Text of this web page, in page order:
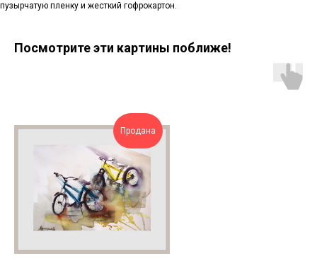
пузырчатую пленку и жесткий гофрокартон.
Посмотрите эти картины поближе!
Продана